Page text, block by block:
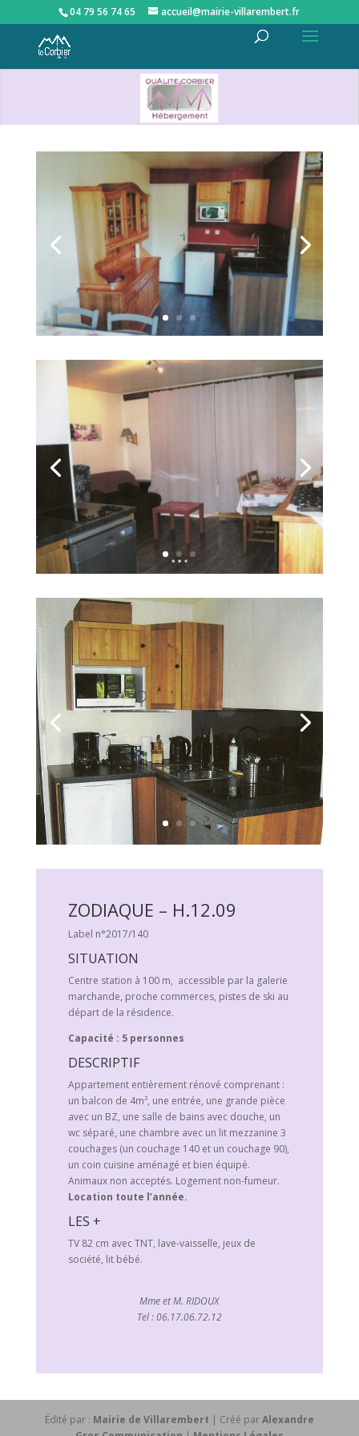
04 79 56 74 65 accueil@mairie-villarembert.fr
ZODIAQUE – H.12.09
Label n°2017/140
SITUATION
Centre station à 100 m, accessible par la galerie
marchande, proche commerces, pistes de ski au
départ de la résidence.
Capacité : 5 personnes
DESCRIPTIF
Appartement entièrement rénové comprenant :
un balcon de 4m², une entrée, une grande pièce
avec un BZ, une salle de bains avec douche, un
wc séparé, une chambre avec un lit mezzanine 3
couchages (un couchage 140 et un couchage 90),
un coin cuisine aménagé et bien équipé.
Animaux non acceptés. Logement non-fumeur.
Location toute l’année.
LES +
TV 82 cm avec TNT, lave-vaisselle, jeux de
société, lit bébé.
Mme et M. RIDOUX
Tel : 06.17.06.72.12
Édité par : Mairie de Villarembert | Créé parAlexandre